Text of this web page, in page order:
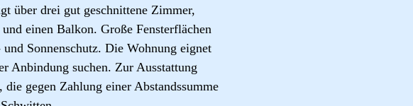
über drei gut geschnittene Zimmer,
einen Balkon. Große Fensterflächen
Sonnenschutz. Die Wohnung eignet
Anbindung suchen. Zur Ausstattung
gegen Zahlung einer Abstandssumme